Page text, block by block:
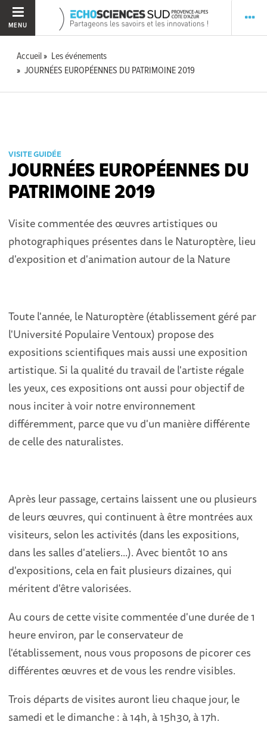
MENU
Accueil
Les événements
JOURNÉES EUROPÉENNES DU PATRIMOINE 2019
VISITE GUIDÉE
JOURNÉES EUROPÉENNES DU
PATRIMOINE 2019
Visite commentée des œuvres artistiques ou
photographiques présentes dans le Naturoptère, lieu
d'exposition et d'animation autour de la Nature
Toute l'année, le Naturoptère (établissement géré par
l'Université Populaire Ventoux) propose des
expositions scientifiques mais aussi une exposition
artistique. Si la qualité du travail de l'artiste régale
les yeux, ces expositions ont aussi pour objectif de
nous inciter à voir notre environnement
différemment, parce que vu d'un manière différente
de celle des naturalistes.
Après leur passage, certains laissent une ou plusieurs
de leurs œuvres, qui continuent à être montrées aux
visiteurs, selon les activités (dans les expositions,
dans les salles d'ateliers...). Avec bientôt 10 ans
d'expositions, cela en fait plusieurs dizaines, qui
méritent d'être valorisées.
Au cours de cette visite commentée d'une durée de 1
heure environ, par le conservateur de
l'établissement, nous vous proposons de picorer ces
différentes œuvres et de vous les rendre visibles.
Trois départs de visites auront lieu chaque jour, le
samedi et le dimanche : à 14h, à 15h30, à 17h.